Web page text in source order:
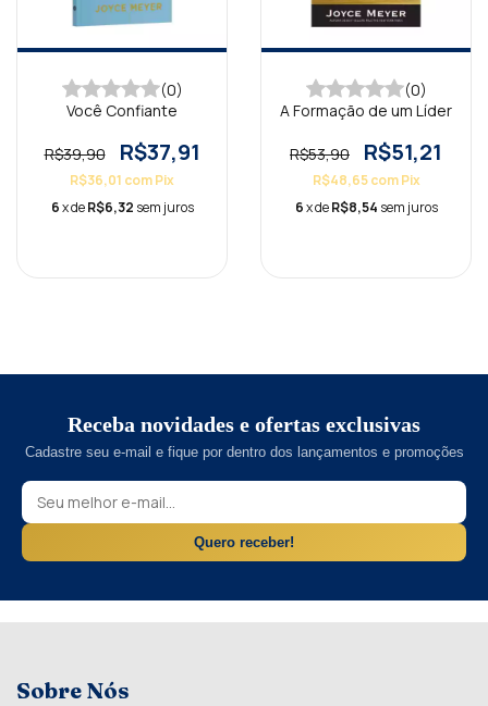
(0)
Você Confiante
R$39,90 R$37,91
R$36,01 comPix
6x deR$6,32 sem juros
(0)
A Formação de um Líder
R$53,90 R$51,21
R$48,65com Pix
6x deR$8,54 sem juros
Receba novidades e ofertas exclusivas
Cadastre seu e-mail e fique por dentro dos lançamentos e promoções
Quero receber!
Sobre Nós